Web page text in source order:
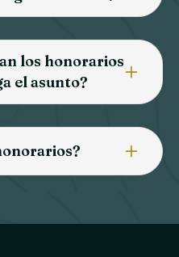
los honorarios
el asunto?